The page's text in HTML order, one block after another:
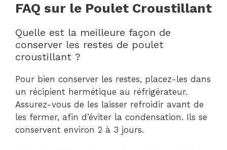
FAQ sur le Poulet Croustillant
Quelle est la meilleure façon de
conserver les restes de poulet
croustillant ?
Pour bien conserver les restes, placez-les dans
un récipient hermétique au réfrigérateur.
Assurez-vous de les laisser refroidir avant de
les fermer, afin d’éviter la condensation. Ils se
conservent environ 2 à 3 jours.